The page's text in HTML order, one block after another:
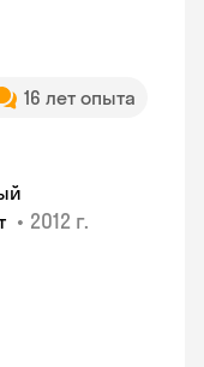
16 лет опыта
• 2012 г.